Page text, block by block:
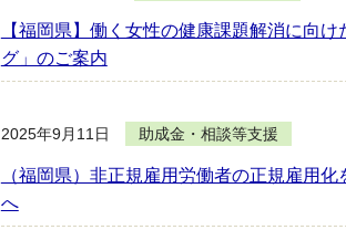
【福岡県】働く女性の健康課題解消に向
グ」のご案内
2025年9月11日 助成金・相談等支援
（福岡県）非正規雇用労働者の正規雇用
へ